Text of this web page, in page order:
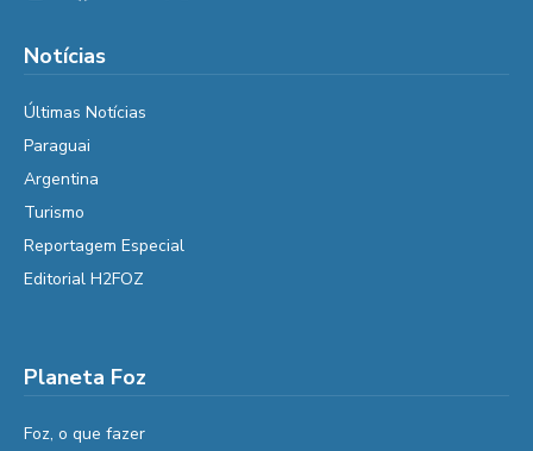
Notícias
Últimas Notícias
Paraguai
Argentina
Turismo
Reportagem Especial
Editorial H2FOZ
Planeta Foz
Foz, o que fazer